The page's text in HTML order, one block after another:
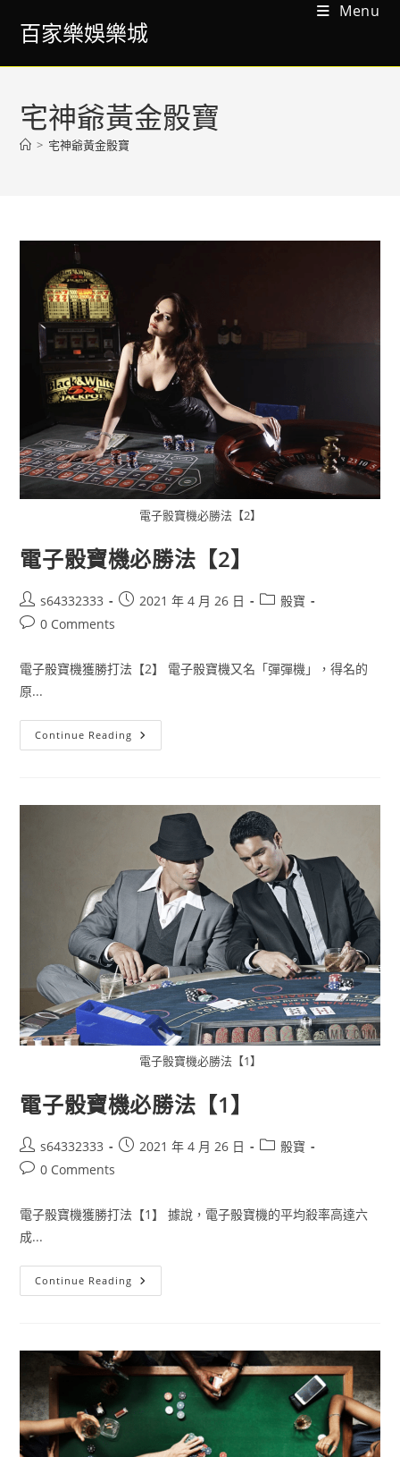
百家樂娛樂城
Menu
宅神爺黃金骰寶
> 宅神爺黃金骰寶
電子骰寶機必勝法【2】
電子骰寶機必勝法【2】
s64332333 2021 年 4 月 26 日
骰寶
0 Comments
電子骰寶機獲勝打法【2】 電子骰寶機又名「彈彈機」，得名的
原...
Continue Reading
電子骰寶機必勝法【1】
電子骰寶機必勝法【1】
s64332333 2021 年 4 月 26 日
骰寶
0 Comments
電子骰寶機獲勝打法【1】 據說，電子骰寶機的平均殺率高達六
成...
Continue Reading